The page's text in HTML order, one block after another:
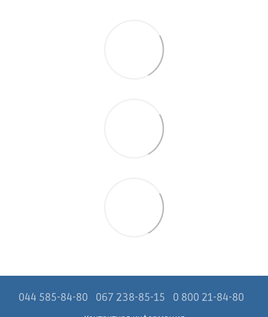
044 585-84-80 067 238-85-15 0 800 21-84-80